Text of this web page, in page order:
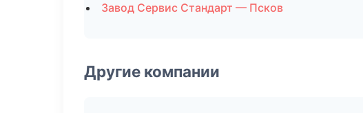
Завод Сервис Стандарт — Псков
Другие компании